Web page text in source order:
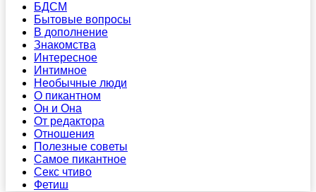
БДСМ
Бытовые вопросы
В дополнение
Знакомства
Интересное
Интимное
Необычные люди
О пикантном
Он и Она
От редактора
Отношения
Полезные советы
Самое пикантное
Секс чтиво
Фетиш